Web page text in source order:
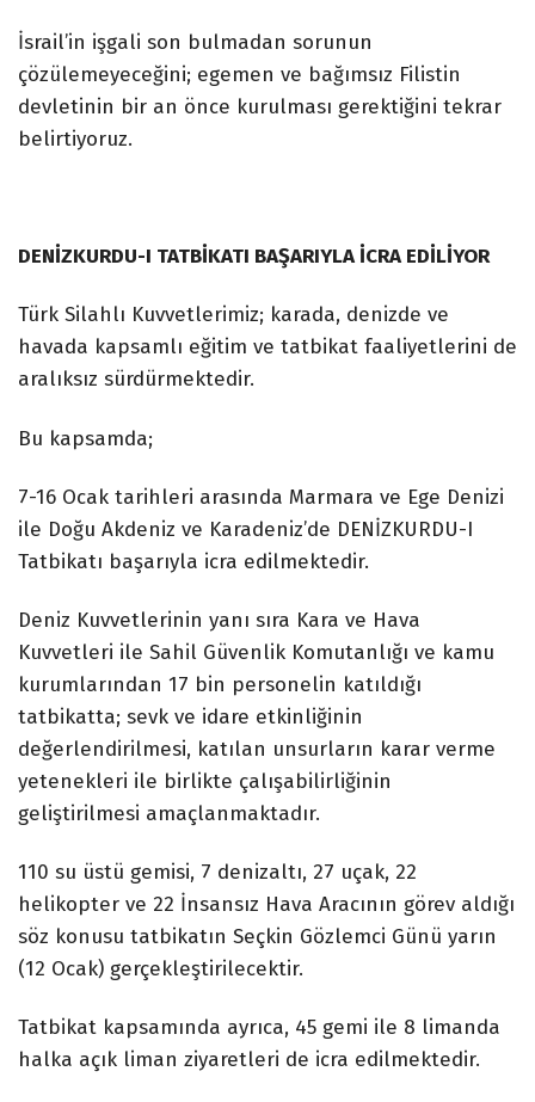
İsrail’in işgali son bulmadan sorunun
çözülemeyeceğini; egemen ve bağımsız Filistin
devletinin bir an önce kurulması gerektiğini tekrar
belirtiyoruz.
DENİZKURDU-I TATBİKATI BAŞARIYLA İCRA EDİLİYOR
Türk Silahlı Kuvvetlerimiz; karada, denizde ve
havada kapsamlı eğitim ve tatbikat faaliyetlerini de
aralıksız sürdürmektedir.
Bu kapsamda;
7-16 Ocak tarihleri arasında Marmara ve Ege Denizi
ile Doğu Akdeniz ve Karadeniz’de DENİZKURDU-I
Tatbikatı başarıyla icra edilmektedir.
Deniz Kuvvetlerinin yanı sıra Kara ve Hava
Kuvvetleri ile Sahil Güvenlik Komutanlığı ve kamu
kurumlarından 17 bin personelin katıldığı
tatbikatta; sevk ve idare etkinliğinin
değerlendirilmesi, katılan unsurların karar verme
yetenekleri ile birlikte çalışabilirliğinin
geliştirilmesi amaçlanmaktadır.
110 su üstü gemisi, 7 denizaltı, 27 uçak, 22
helikopter ve 22 İnsansız Hava Aracının görev aldığı
söz konusu tatbikatın Seçkin Gözlemci Günü yarın
(12 Ocak) gerçekleştirilecektir.
Tatbikat kapsamında ayrıca, 45 gemi ile 8 limanda
halka açık liman ziyaretleri de icra edilmektedir.